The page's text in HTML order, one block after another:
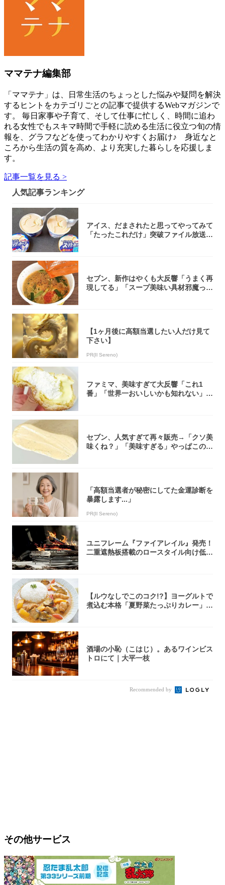
ママテナ編集部
「ママテナ」は、日常生活のちょっとした悩みや疑問を解決
するヒントをカテゴリごとの記事で提供するWebマガジンで
す。 毎日家事や子育て、そして仕事に忙しく、時間に追わ
れる女性でもスキマ時間で手軽に読める生活に役立つ旬の情
報を、グラフなどを使ってわかりやすくお届け♪ 身近なと
ころから生活の質を高め、より充実した暮らしを応援しま
す。
記事一覧を見る >
人気記事ランキング
アイス、だまされたと思ってやってみて
「たったこれだけ」突破ファイル放送で
セブン、新作はやくも大反響「うまく再
現してる」「スープ美味い具材邪魔って
【1ヶ月後に高額当選したい人だけ見て
下さい】
PR(Il Sereno)
ファミマ、美味すぎて大反響「これ1
番」「世界一おいしいかも知れない」
セブン、人気すぎて再々販売→「クソ美
味くね？」「美味すぎる」やっぱこのク
「高額当選者が秘密にしてた金運診断を
暴露します...」
PR(Il Sereno)
ユニフレーム『ファイアレイル』発売！
二重遮熱板搭載のロースタイル向け低型
【ルウなしでこのコク!?】ヨーグルトで
煮込む本格「夏野菜たっぷりカレー」作
酒場の小恥（こはじ）。あるワインビス
トロにて｜大平一枝
Recommended by
その他サービス